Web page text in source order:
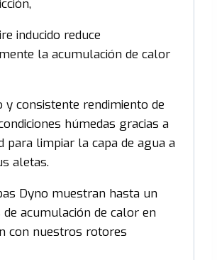
inducido reduce
la acumulación de calor
y consistente rendimiento de
húmedas gracias a
para limpiar la capa de agua a
aletas.
Dyno muestran hasta un
acumulación de calor en
con nuestros rotores